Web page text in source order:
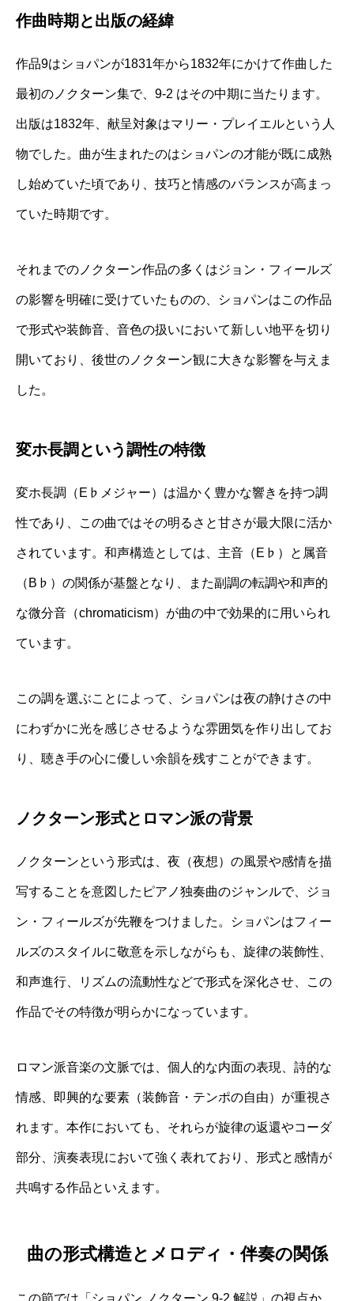
作曲時期と出版の経緯
作品9はショパンが1831年から1832年にかけて作曲した
最初のノクターン集で、9-2 はその中期に当たります。
出版は1832年、献呈対象はマリー・プレイエルという人
物でした。曲が生まれたのはショパンの才能が既に成熟
し始めていた頃であり、技巧と情感のバランスが高まっ
ていた時期です。
それまでのノクターン作品の多くはジョン・フィールズ
の影響を明確に受けていたものの、ショパンはこの作品
で形式や装飾音、音色の扱いにおいて新しい地平を切り
開いており、後世のノクターン観に大きな影響を与えま
した。
変ホ長調という調性の特徴
変ホ長調（E♭メジャー）は温かく豊かな響きを持つ調
性であり、この曲ではその明るさと甘さが最大限に活か
されています。和声構造としては、主音（E♭）と属音
（B♭）の関係が基盤となり、また副調の転調や和声的
な微分音（chromaticism）が曲の中で効果的に用いられ
ています。
この調を選ぶことによって、ショパンは夜の静けさの中
にわずかに光を感じさせるような雰囲気を作り出してお
り、聴き手の心に優しい余韻を残すことができます。
ノクターン形式とロマン派の背景
ノクターンという形式は、夜（夜想）の風景や感情を描
写することを意図したピアノ独奏曲のジャンルで、ジョ
ン・フィールズが先鞭をつけました。ショパンはフィー
ルズのスタイルに敬意を示しながらも、旋律の装飾性、
和声進行、リズムの流動性などで形式を深化させ、この
作品でその特徴が明らかになっています。
ロマン派音楽の文脈では、個人的な内面の表現、詩的な
情感、即興的な要素（装飾音・テンポの自由）が重視さ
れます。本作においても、それらが旋律の返還やコーダ
部分、演奏表現において強く表れており、形式と感情が
共鳴する作品といえます。
曲の形式構造とメロディ・伴奏の関係